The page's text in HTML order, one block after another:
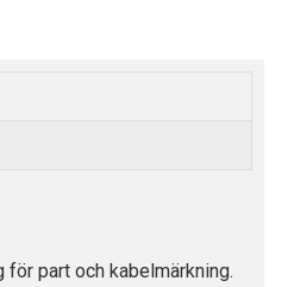
för part och kabelmärkning.